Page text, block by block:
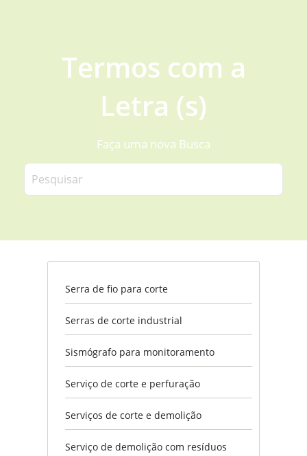
Termos com a
Letra (s)
Faça uma nova Busca
Serra de fio para corte
Serras de corte industrial
Sismógrafo para monitoramento
Serviço de corte e perfuração
Serviços de corte e demolição
Serviço de demolição com resíduos